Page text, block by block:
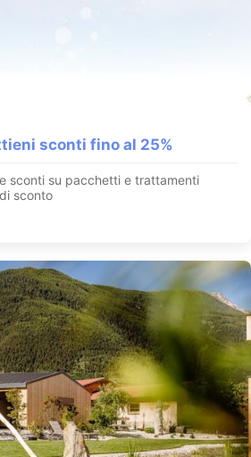
sconti fino al 25%
sconti su pacchetti e trattamenti
sconto